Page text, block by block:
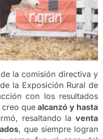
la comisión directiva y
la Exposición Rural de
con los resultados
creo que alcanzó y hasta
resaltando laventa
, que siempre logran